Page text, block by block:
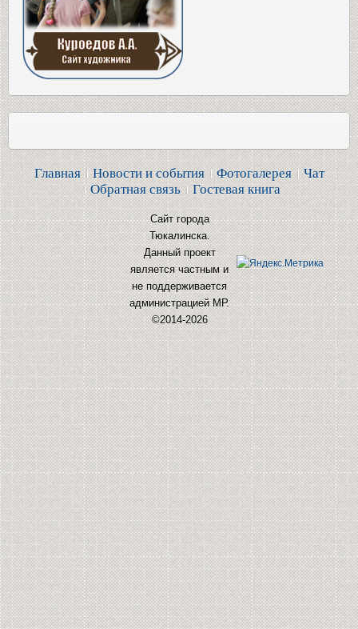
Главная Новости и события Фотогалерея
Чат
Обратная связь
Гостевая книга
Сайт города
Тюкалинска.
Данный проект
является частным и
не поддерживается
администрацией МР.
©2014-2026